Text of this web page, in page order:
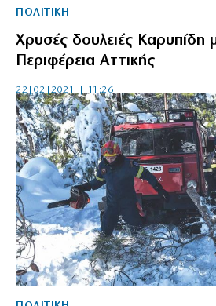
ΠΟΛΙΤΙΚΗ
Χρυσές δουλειές Καρυπίδη
Περιφέρεια Αττικής
22|02|2021 | 11:26